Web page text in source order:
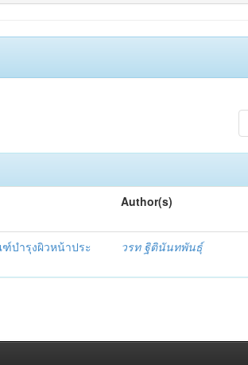
Author(s)
บำรุงผิวหน้าประ
วรท ฐิตินันทพันธุ์